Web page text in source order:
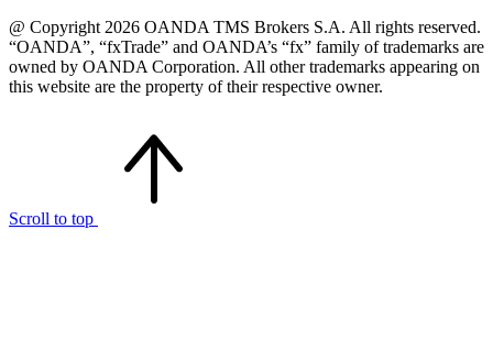
@ Copyright 2026 OANDA TMS Brokers S.A. All rights reserved.
“OANDA”, “fxTrade” and OANDA’s “fx” family of trademarks are
owned by OANDA Corporation. All other trademarks appearing on
this website are the property of their respective owner.
Scroll to top